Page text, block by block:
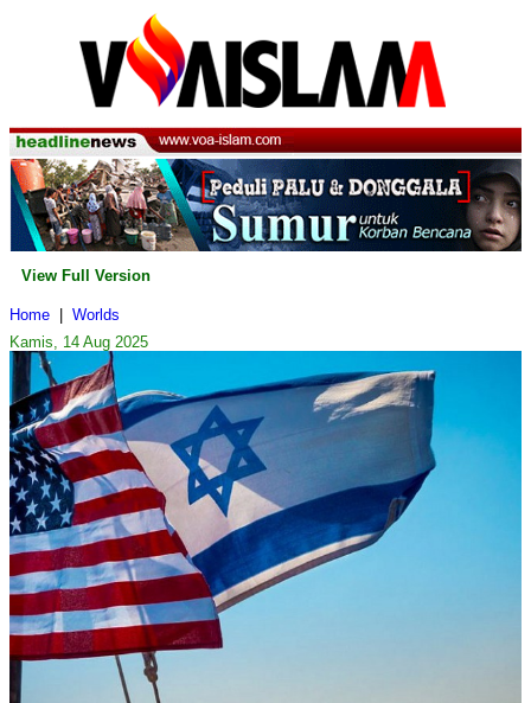
View Full Version
Home
Worlds
Kamis, 14 Aug 2025